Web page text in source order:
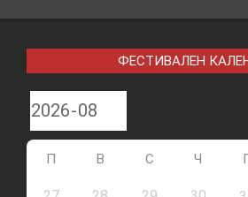
ФЕСТИВАЛЕН
П В С Ч